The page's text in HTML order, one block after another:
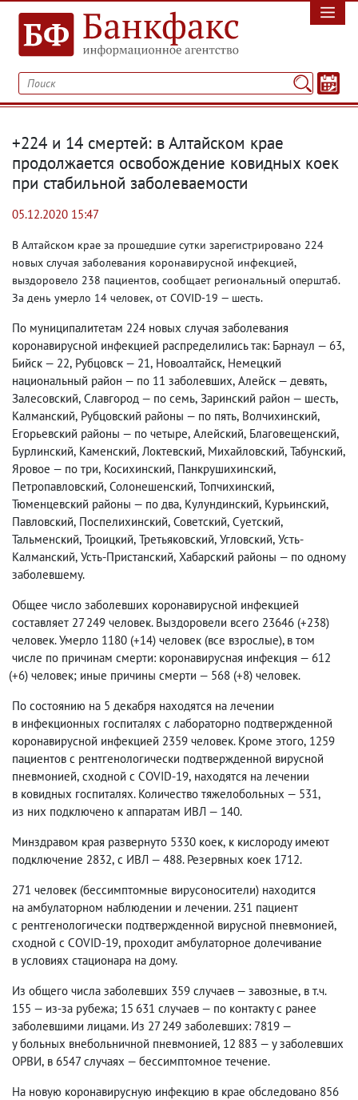
+224 и 14 смертей: в Алтайском крае
продолжается освобождение ковидных коек
при стабильной заболеваемости
05.12.2020 15:47
В Алтайском крае за прошедшие сутки зарегистрировано 224
новых случая заболевания коронавирусной инфекцией,
выздоровело 238 пациентов, сообщает региональный оперштаб.
За день умерло 14 человек, от COVID-19 — шесть.
По муниципалитетам 224 новых случая заболевания
коронавирусной инфекцией распределились так: Барнаул — 63,
Бийск — 22, Рубцовск — 21, Новоалтайск, Немецкий
национальный район — по 11 заболевших, Алейск — девять,
Залесовский, Славгород — по семь, Заринский район — шесть,
Калманский, Рубцовский районы — по пять, Волчихинский,
Егорьевский районы — по четыре, Алейский, Благовещенский,
Бурлинский, Каменский, Локтевский, Михайловский, Табунский,
Яровое — по три, Косихинский, Панкрушихинский,
Петропавловский, Солонешенский, Топчихинский,
Тюменцевский районы — по два, Кулундинский, Курьинский,
Павловский, Поспелихинский, Советский, Суетский,
Тальменский, Троицкий, Третьяковский, Угловский, Усть-
Калманский, Усть-Пристанский, Хабарский районы — по одному
заболевшему.
Общее число заболевших коронавирусной инфекцией
составляет 27 249 человек. Выздоровели всего 23646 (+238)
человек. Умерло 1180 (+14) человек (все взрослые), в том
числе по причинам смерти: коронавирусная инфекция — 612
(+6) человек; иные причины смерти — 568 (+8) человек.
По состоянию на 5 декабря находятся на лечении
в инфекционных госпиталях с лабораторно подтвержденной
коронавирусной инфекцией 2359 человек. Кроме этого, 1259
пациентов с рентгенологически подтвержденной вирусной
пневмонией, сходной с COVID-19, находятся на лечении
в ковидных госпиталях. Количество тяжелобольных — 531,
из них подключено к аппаратам ИВЛ — 140.
Минздравом края развернуто 5330 коек, к кислороду имеют
подключение 2832, с ИВЛ — 488. Резервных коек 1712.
271 человек (бессимптомные вирусоносители) находится
на амбулаторном наблюдении и лечении. 231 пациент
с рентгенологически подтвержденной вирусной пневмонией,
сходной с COVID-19, проходит амбулаторное долечивание
в условиях стационара на дому.
Из общего числа заболевших 359 случаев — завозные, в т.ч.
155 — из-за рубежа; 15 631 случаев — по контакту с ранее
заболевшими лицами. Из 27 249 заболевших: 7819 —
у больных внебольничной пневмонией, 12 883 — у заболевших
ОРВИ, в 6547 случаях — бессимптомное течение.
На новую коронавирусную инфекцию в крае обследовано 856